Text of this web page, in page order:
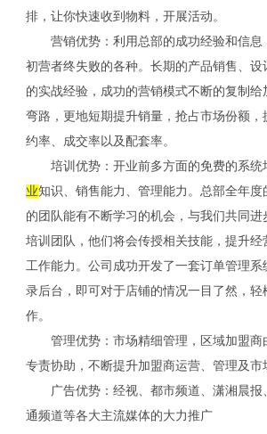
排，让你快速收到物料，开展活动。
营销优势：利用总部的成功经验和信息
初营者终失败的各种。长期的产品销售、设
的实战经验，成功的营销模式不断的复制给
弯路，更地短期提升销量，抢占市场份额，
约率、成交率以及配套率。
培训优势：开业前多方面的免费的系统
业知识、销售能力、管理能力。总部全年度
的团队能有不断学习的机会，与我们共同进
培训团队，他们将会传授相关技能，提升经
工作能力。公司成功开发了一套订单管理系
录后台，即可对于店铺的情况一目了然，轻
作。
管理优势：市场精细管理，区域加盟商
专责协助，不断提升加盟商运营、管理及市
广告优势：经视、都市频道、潇湘晨报
通频道等各大主流媒体的大力推广